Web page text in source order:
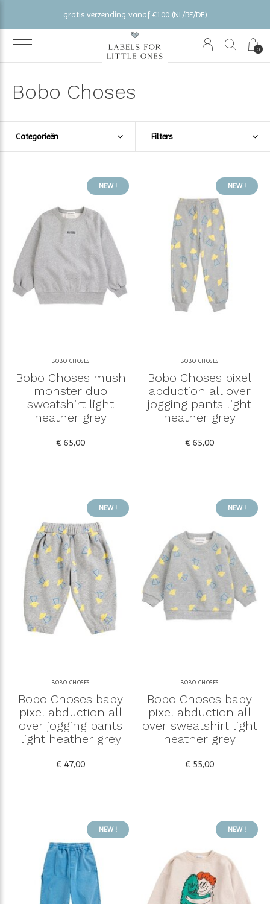
0
gratis verzending vanaf €100 (NL/BE/DE)
Bobo Choses
Categorieën Filters
NEW !
BOBO CHOSES
Bobo Choses mush
monster duo
sweatshirt light
heather grey
€ 65,00
NEW !
BOBO CHOSES
Bobo Choses pixel
abduction all over
jogging pants light
heather grey
€ 65,00
NEW !
BOBO CHOSES
Bobo Choses baby
pixel abduction all
over jogging pants
light heather grey
€ 47,00
NEW !
BOBO CHOSES
Bobo Choses baby
pixel abduction all
over sweatshirt light
heather grey
€ 55,00
NEW ! NEW !